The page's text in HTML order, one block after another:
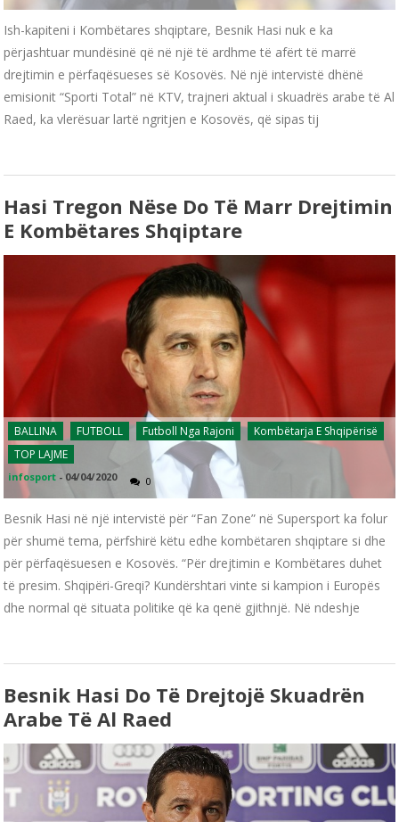
Ish-kapiteni i Kombëtares shqiptare, Besnik Hasi nuk e ka
përjashtuar mundësinë që në një të ardhme të afërt të marrë
drejtimin e përfaqësueses së Kosovës. Në një intervistë dhënë
emisionit “Sporti Total” në KTV, trajneri aktual i skuadrës arabe të Al
Raed, ka vlerësuar lartë ngritjen e Kosovës, që sipas tij
Hasi Tregon Nëse Do Të Marr Drejtimin
E Kombëtares Shqiptare
BALLINA FUTBOLL Futboll Nga Rajoni
Kombëtarja E Shqipërisë
TOP LAJME
infosport - 04/04/2020 0
Besnik Hasi në një intervistë për “Fan Zone” në Supersport ka folur
për shumë tema, përfshirë këtu edhe kombëtaren shqiptare si dhe
për përfaqësuesen e Kosovës. “Për drejtimin e Kombëtares duhet
të presim. Shqipëri-Greqi? Kundërshtari vinte si kampion i Europës
dhe normal që situata politike që ka qenë gjithnjë. Në ndeshje
Besnik Hasi Do Të Drejtojë Skuadrën
Arabe Të Al Raed